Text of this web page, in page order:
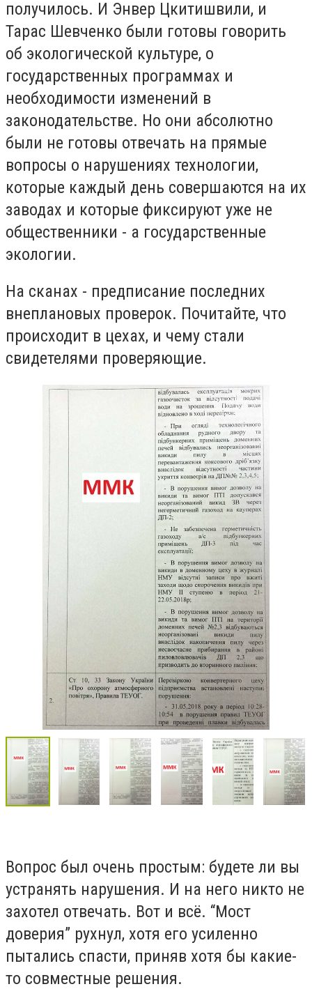
получилось. И Энвер Цкитишвили, и
Тарас Шевченко были готовы говорить
об экологической культуре, о
государственных программах и
необходимости изменений в
законодательстве. Но они абсолютно
были не готовы отвечать на прямые
вопросы о нарушениях технологии,
которые каждый день совершаются на их
заводах и которые фиксируют уже не
общественники - а государственные
экологии.
На сканах - предписание последних
внеплановых проверок. Почитайте, что
происходит в цехах, и чему стали
свидетелями проверяющие.
Вопрос был очень простым: будете ли вы
устранять нарушения. И на него никто не
захотел отвечать. Вот и всё. “Мост
доверия” рухнул, хотя его усиленно
пытались спасти, приняв хотя бы какие-
то совместные решения.